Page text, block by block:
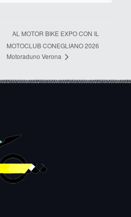
AL MOTOR BIKE EXPO CON IL
MOTOCLUB CONEGLIANO 2026
Motoraduno Verona